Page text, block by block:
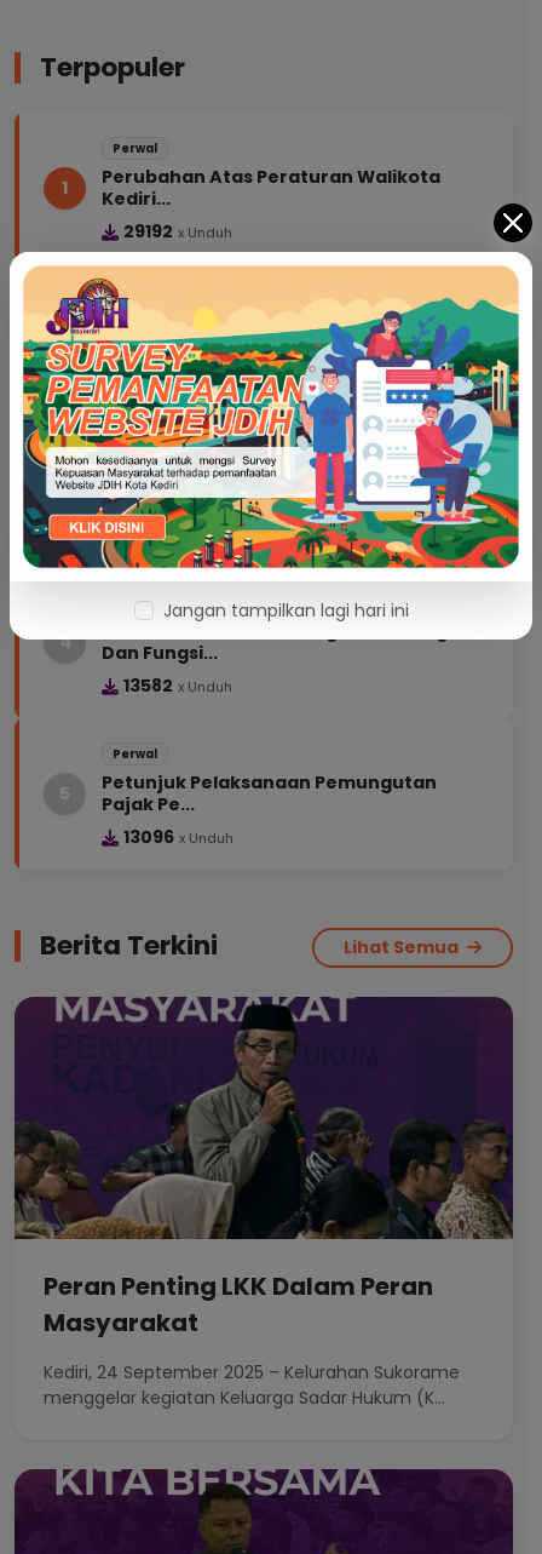
Terpopuler
1
Perwal
Perubahan Atas Peraturan Walikota
Kediri...
29192 x Unduh
2
Perwal
Perubahan Atas Peraturan Walikota
Kediri Nomor 6 T...
19346 x Unduh
3
SKwal
Pemberlakuan Pembatasan Kegiatan
Masyarakat Level...
17333 x Unduh
4
Perwal
Dan Fungsi...
13582 x Unduh
5
Perwal
Petunjuk Pelaksanaan Pemungutan
Pajak Pe...
13096 x Unduh
Berita Terkini Lihat Semua
Peran Penting LKK Dalam Peran
Masyarakat
Kediri, 24 September 2025 – Kelurahan Sukorame
menggelar kegiatan Keluarga Sadar Hukum (K...
Jangan tampilkan lagi hari ini